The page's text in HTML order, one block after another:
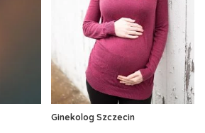
Ginekolog Szczecin